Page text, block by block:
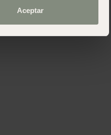
Aceptar